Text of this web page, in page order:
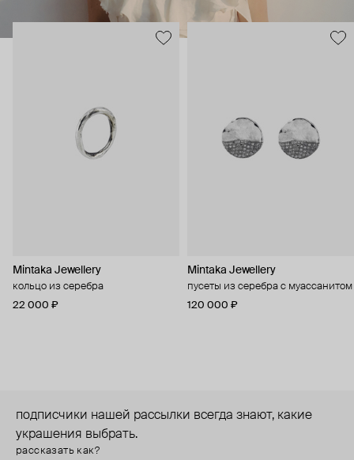
Mintaka Jewellery
кольцо из серебра
22 000 ₽
Mintaka Jewellery
пусеты из серебра с муассанитом
120 000 ₽
подписчики нашей рассылки всегда знают, какие
украшения выбрать.
рассказать как?